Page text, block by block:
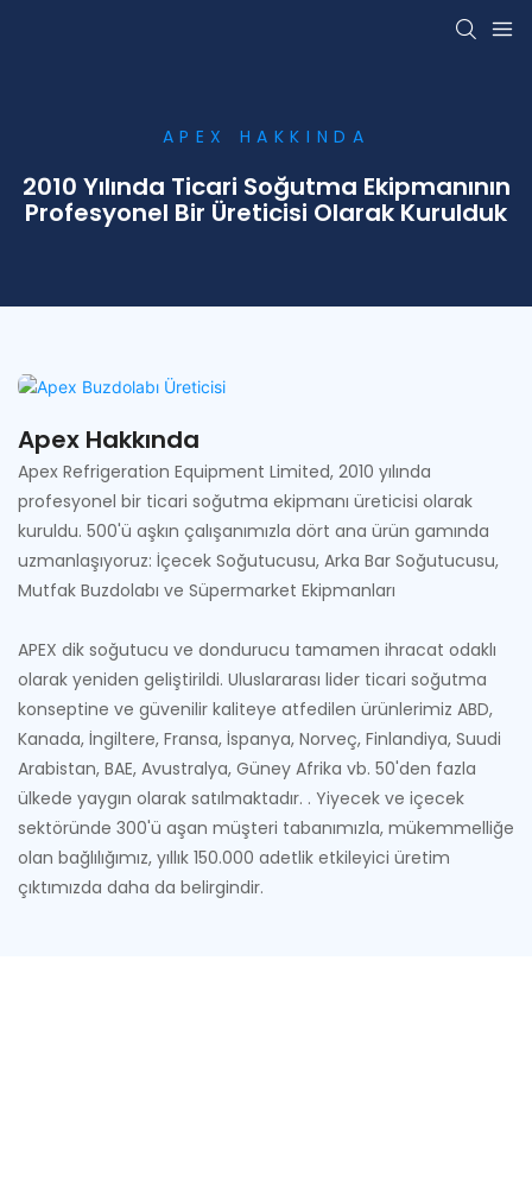
APEX HAKKINDA
2010 Yılında Ticari Soğutma Ekipmanının
Profesyonel Bir Üreticisi Olarak Kurulduk
Apex Hakkında
Apex Refrigeration Equipment Limited, 2010 yılında
profesyonel bir ticari soğutma ekipmanı üreticisi olarak
kuruldu. 500'ü aşkın çalışanımızla dört ana ürün gamında
uzmanlaşıyoruz: İçecek Soğutucusu, Arka Bar Soğutucusu,
Mutfak Buzdolabı ve Süpermarket Ekipmanları
APEX dik soğutucu ve dondurucu tamamen ihracat odaklı
olarak yeniden geliştirildi. Uluslararası lider ticari soğutma
konseptine ve güvenilir kaliteye atfedilen ürünlerimiz ABD,
Kanada, İngiltere, Fransa, İspanya, Norveç, Finlandiya, Suudi
Arabistan, BAE, Avustralya, Güney Afrika vb. 50'den fazla
ülkede yaygın olarak satılmaktadır. . Yiyecek ve içecek
sektöründe 300'ü aşan müşteri tabanımızla, mükemmelliğe
olan bağlılığımız, yıllık 150.000 adetlik etkileyici üretim
çıktımızda daha da belirgindir.